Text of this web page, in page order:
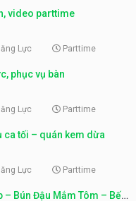
video parttime
Lực Parttime
phục vụ bàn
Lực Parttime
ca tối – quán kem dừa
Lực Parttime
– Bún Đậu Mắm Tôm – Bếp